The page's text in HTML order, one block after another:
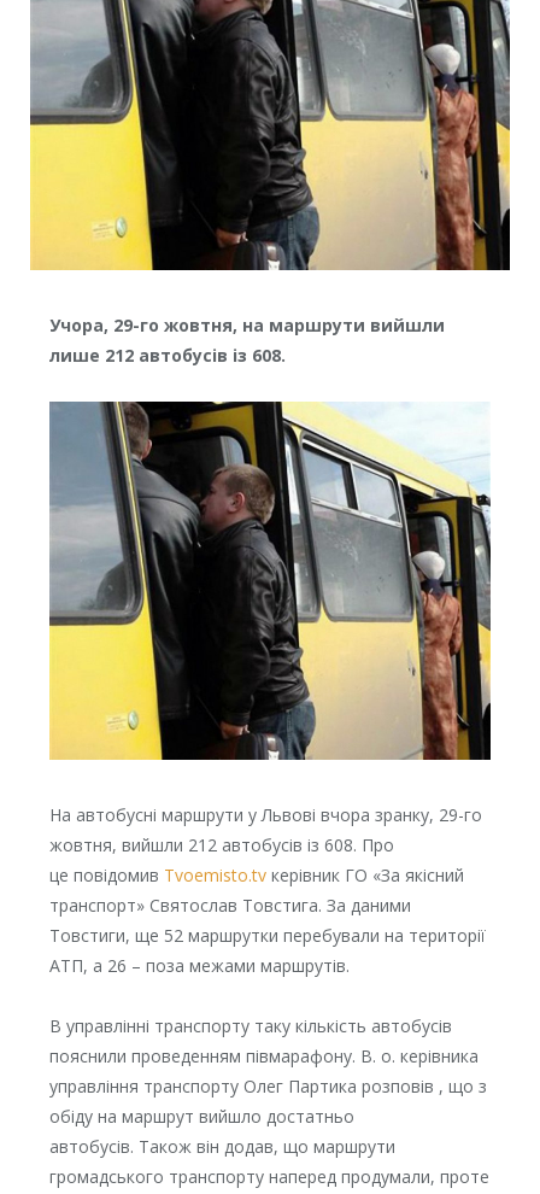
Учора, 29-го жовтня, на маршрути вийшли
лише 212 автобусів із 608.
На автобусні маршрути у Львові вчора зранку, 29-го
жовтня, вийшли 212 автобусів із 608. Про
це повідомив Tvoemisto.tvкерівник ГО «За якісний
транспорт» Святослав Товстига. За даними
Товстиги, ще 52 маршрутки перебували на території
АТП, а 26 – поза межами маршрутів.
В управлінні транспорту таку кількість автобусів
пояснили проведенням півмарафону. В. о. керівника
управління транспорту Олег Партика розповів , що з
обіду на маршрут вийшло достатньо
автобусів. Також він додав, що маршрути
громадського транспорту наперед продумали, проте